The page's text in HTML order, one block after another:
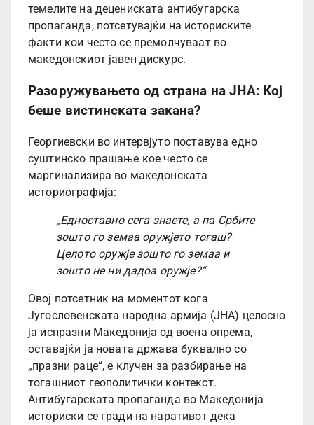
темелите на децениската антибугарска
пропаганда, потсетувајќи на историските
факти кои често се премолчуваат во
македонскиот јавен дискурс.
Разоружувањето од страна на ЈНА: Кој
беше вистинската закана?
Георгиевски во интервјуто поставува едно
суштинско прашање кое често се
маргинализира во македонската
историографија:
„Едноставно сега знаете, а па Србите
зошто го земаа оружјето тогаш?
Целото оружје зошто го земаа и
зошто не ни дадоа оружје?“
Овој потсетник на моментот кога
Југословенската народна армија (ЈНА) целосно
ја испразни Македонија од воена опрема,
оставајќи ја новата држава буквално со
„празни раце“, е клучен за разбирање на
тогашниот геополитички контекст.
Антибугарската пропаганда во Македонија
историски се гради на наративот дека